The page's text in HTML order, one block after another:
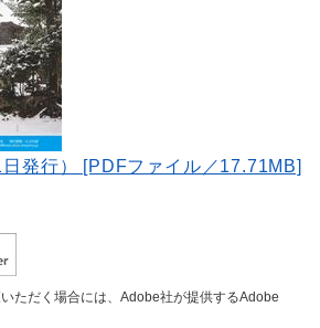
発行） [PDFファイル／17.71MB]
ただく場合には、Adobe社が提供するAdobe